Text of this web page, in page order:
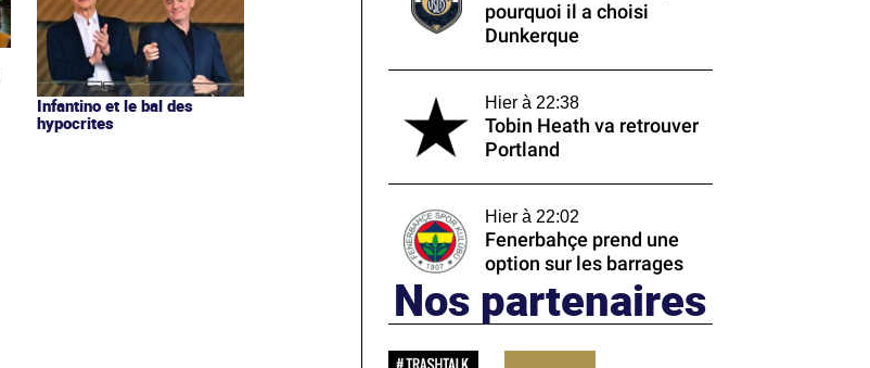
Infantino et le bal des
hypocrites
pourquoi il a choisi
Dunkerque
Hier à 22:38
Tobin Heath va retrouver
Portland
Hier à 22:02
Fenerbahçe prend une
option sur les barrages
Nos partenaires